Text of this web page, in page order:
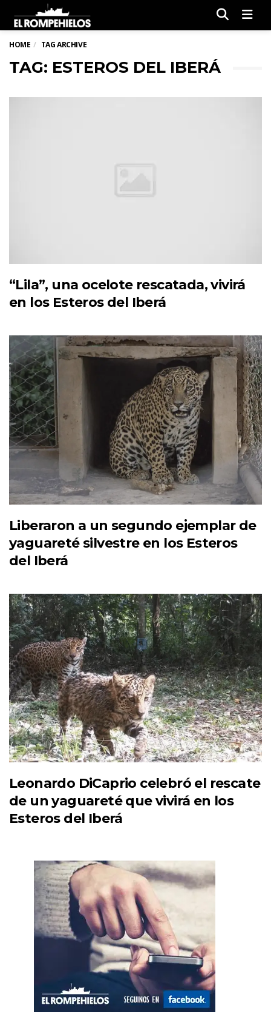
HOME TAG ARCHIVE
TAG: ESTEROS DEL IBERÁ
“Lila”, una ocelote rescatada, vivirá
en los Esteros del Iberá
Liberaron a un segundo ejemplar de
yaguareté silvestre en los Esteros
del Iberá
Leonardo DiCaprio celebró el rescate
de un yaguareté que vivirá en los
Esteros del Iberá